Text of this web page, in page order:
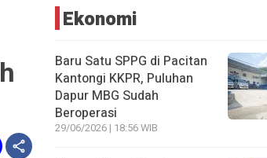
Ekonomi
Baru Satu SPPG di Pacitan
Kantongi KKPR, Puluhan
Dapur MBG Sudah
Beroperasi
29/06/2026 | 18:56 WIB